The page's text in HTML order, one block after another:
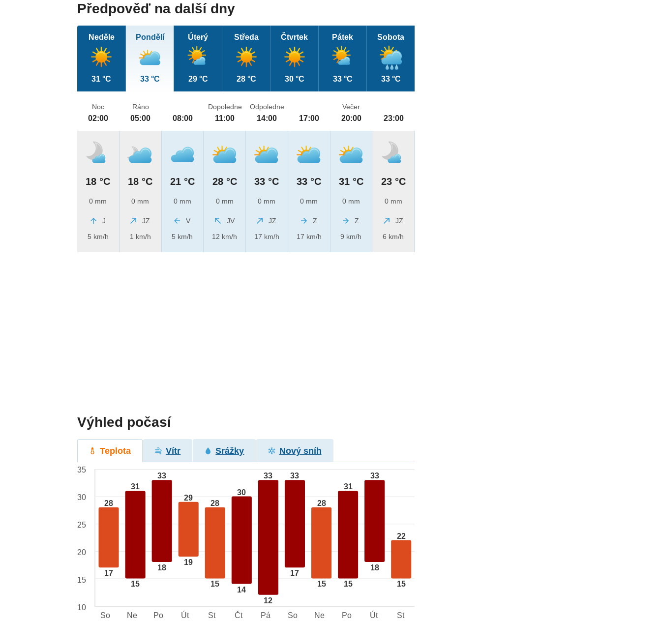
Předpověď na další dny
Neděle
31 °C
Pondělí
33 °C
Úterý
29 °C
Středa
28 °C
Čtvrtek
30 °C
Pátek
33 °C
Sobota
33 °C
Noc
02:00
18 °C
0 mm
J
5 km/h
Ráno
05:00
18 °C
0 mm
JZ
1 km/h
08:00
21 °C
0 mm
V
5 km/h
Dopoledne
11:00
28 °C
0 mm
JV
12 km/h
Odpoledne
14:00
33 °C
0 mm
JZ
17 km/h
17:00
33 °C
0 mm
Z
17 km/h
Večer
20:00
31 °C
0 mm
Z
9 km/h
23:00
23 °C
0 mm
JZ
6 km/h
Výhled počasí
Teplota Vítr Srážky Nový sníh
28
17
31
15
33
18
29
19
28
15
30
14
33
12
33
17
28
15
31
15
33
18
22
15
35
30
25
20
15
10
So
Ne Po Út St Čt Pá So Ne Po Út St